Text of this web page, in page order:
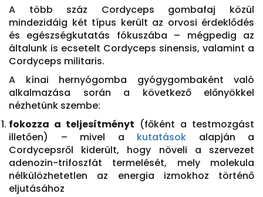
A több száz Cordyceps gombafaj közül
mindezidáig két típus került az orvosi érdeklődés
és egészségkutatás fókuszába – mégpedig az
általunk is ecsetelt Cordyceps sinensis, valamint a
Cordyceps militaris.
A kínai hernyógomba gyógygombaként való
alkalmazása során a következő előnyökkel
nézhetünk szembe:
fokozza a teljesítményt (főként a testmozgást
illetően) – mivel a kutatások alapján a
Cordycepsről kiderült, hogy növeli a szervezet
adenozin-trifoszfát termelését, mely molekula
nélkülözhetetlen az energia izmokhoz történő
eljutásához